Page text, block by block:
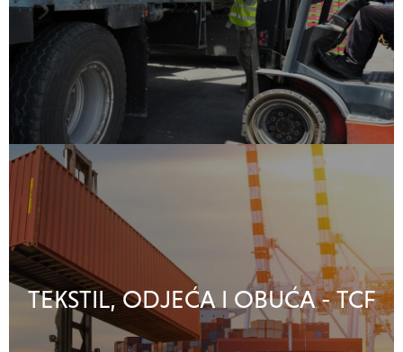
TEKSTIL, ODJEĆA I OBUĆA - TCF